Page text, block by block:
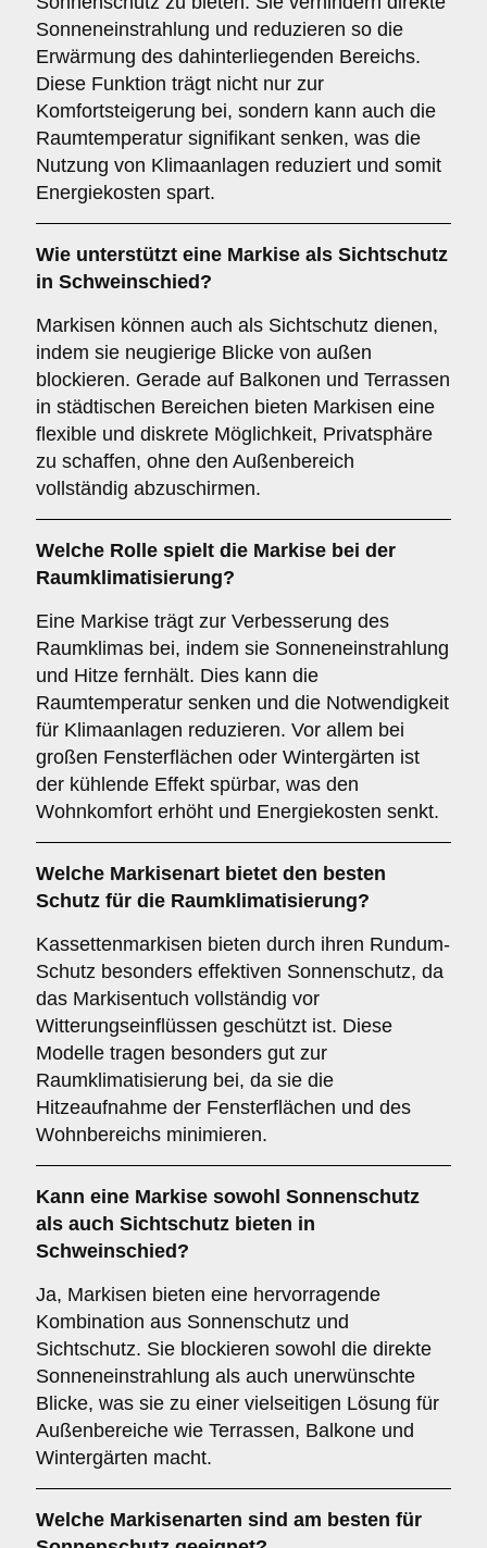
Sonneneinstrahlung und reduzieren so die
Erwärmung des dahinterliegenden Bereichs.
Diese Funktion trägt nicht nur zur
Komfortsteigerung bei, sondern kann auch die
Raumtemperatur signifikant senken, was die
Nutzung von Klimaanlagen reduziert und somit
Energiekosten spart.
Wie unterstützt eine Markise als Sichtschutz
in Schweinschied?
Markisen können auch als Sichtschutz dienen,
indem sie neugierige Blicke von außen
blockieren. Gerade auf Balkonen und Terrassen
in städtischen Bereichen bieten Markisen eine
flexible und diskrete Möglichkeit, Privatsphäre
zu schaffen, ohne den Außenbereich
vollständig abzuschirmen.
Welche Rolle spielt die Markise bei der
Raumklimatisierung?
Eine Markise trägt zur Verbesserung des
Raumklimas bei, indem sie Sonneneinstrahlung
und Hitze fernhält. Dies kann die
Raumtemperatur senken und die Notwendigkeit
für Klimaanlagen reduzieren. Vor allem bei
großen Fensterflächen oder Wintergärten ist
der kühlende Effekt spürbar, was den
Wohnkomfort erhöht und Energiekosten senkt.
Welche Markisenart bietet den besten
Schutz für die Raumklimatisierung?
Kassettenmarkisen bieten durch ihren Rundum-
Schutz besonders effektiven Sonnenschutz, da
das Markisentuch vollständig vor
Witterungseinflüssen geschützt ist. Diese
Modelle tragen besonders gut zur
Raumklimatisierung bei, da sie die
Hitzeaufnahme der Fensterflächen und des
Wohnbereichs minimieren.
Kann eine Markise sowohl Sonnenschutz
als auch Sichtschutz bieten in
Schweinschied?
Ja, Markisen bieten eine hervorragende
Kombination aus Sonnenschutz und
Sichtschutz. Sie blockieren sowohl die direkte
Sonneneinstrahlung als auch unerwünschte
Blicke, was sie zu einer vielseitigen Lösung für
Außenbereiche wie Terrassen, Balkone und
Wintergärten macht.
Welche Markisenarten sind am besten für